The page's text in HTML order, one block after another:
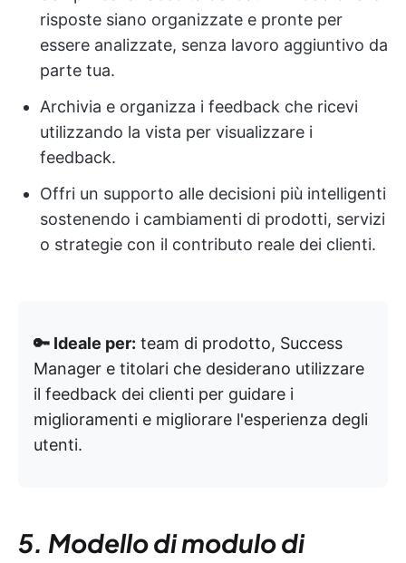
risposte siano organizzate e pronte per
essere analizzate, senza lavoro aggiuntivo da
parte tua.
Archivia e organizza i feedback che ricevi
utilizzando la vista per visualizzare i
feedback.
Offri un supporto alle decisioni più intelligenti
sostenendo i cambiamenti di prodotti, servizi
o strategie con il contributo reale dei clienti.
🔑 Ideale per: team di prodotto, Success
Manager e titolari che desiderano utilizzare
il feedback dei clienti per guidare i
miglioramenti e migliorare l'esperienza degli
utenti.
5. Modello di modulo di